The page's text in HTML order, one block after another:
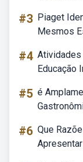
#3 Piaget
Mesmos
#4 Atividades
Educação
#5 é
#6 Que